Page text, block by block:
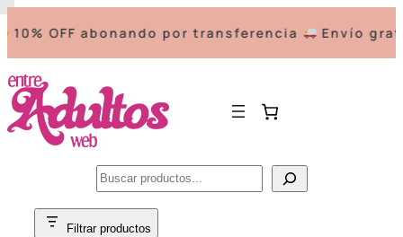
10% OFF abonando por transferencia Envío
Buscar
Saltar
Filtrar productos